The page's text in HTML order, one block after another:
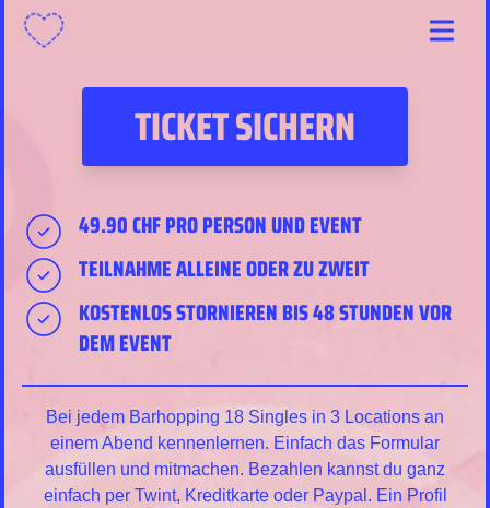
Menu
TICKET SICHERN
49.90 CHF PRO PERSON UND EVENT
TEILNAHME ALLEINE ODER ZU ZWEIT
KOSTENLOS STORNIEREN BIS 48 STUNDEN VOR
DEM EVENT
Bei jedem Barhopping 18 Singles in 3 Locations an
einem Abend kennenlernen. Einfach das Formular
ausfüllen und mitmachen. Bezahlen kannst du ganz
einfach per Twint, Kreditkarte oder Paypal. Ein Profil